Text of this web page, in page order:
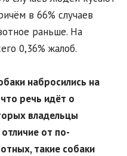
в 66% случаев
раньше. На
0,36% жалоб.
набросились на
речь идёт о
владельцы
от по-
такие собаки